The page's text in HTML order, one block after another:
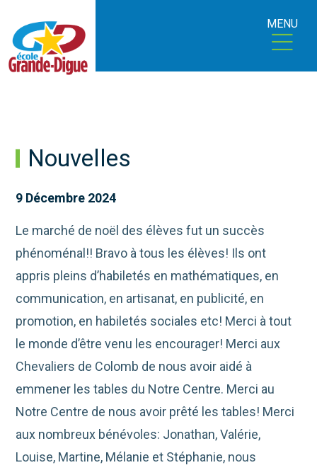
MENU
Nouvelles
9 Décembre 2024
Le marché de noël des élèves fut un succès
phénoménal!! Bravo à tous les élèves! Ils ont
appris pleins d’habiletés en mathématiques, en
communication, en artisanat, en publicité, en
promotion, en habiletés sociales etc! Merci à tout
le monde d’être venu les encourager! Merci aux
Chevaliers de Colomb de nous avoir aidé à
emmener les tables du Notre Centre. Merci au
Notre Centre de nous avoir prêté les tables! Merci
aux nombreux bénévoles: Jonathan, Valérie,
Louise, Martine, Mélanie et Stéphanie, nous